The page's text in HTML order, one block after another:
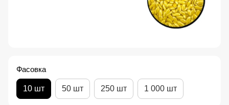
Фасовка
10 шт 50 шт 250 шт 1 000 шт